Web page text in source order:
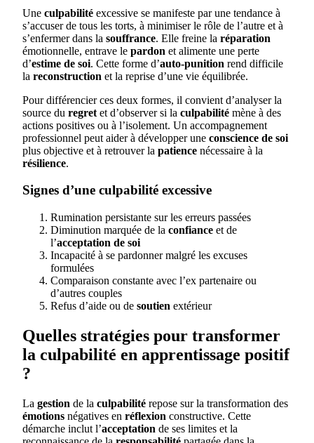
Une culpabilité excessive se manifeste par une tendance à
s’accuser de tous les torts, à minimiser le rôle de l’autre et à
s’enfermer dans la souffrance. Elle freine la réparation
émotionnelle, entrave le pardon et alimente une perte
d’estime de soi. Cette forme d’auto-punition rend difficile
la reconstruction et la reprise d’une vie équilibrée.
Pour différencier ces deux formes, il convient d’analyser la
source du regret et d’observer si la culpabilité mène à des
actions positives ou à l’isolement. Un accompagnement
professionnel peut aider à développer une conscience de soi
plus objective et à retrouver la patience nécessaire à la
résilience.
Signes d’une culpabilité excessive
Rumination persistante sur les erreurs passées
Diminution marquée de la confiance et de
l’acceptation de soi
Incapacité à se pardonner malgré les excuses
formulées
Comparaison constante avec l’ex partenaire ou
d’autres couples
Refus d’aide ou de soutien extérieur
Quelles stratégies pour transformer
la culpabilité en apprentissage positif
?
La gestion de la culpabilité repose sur la transformation des
émotions négatives en réflexion constructive. Cette
démarche inclut l’acceptation de ses limites et la